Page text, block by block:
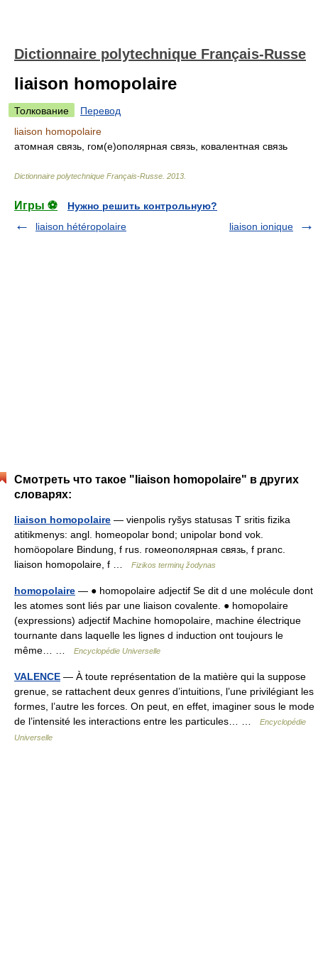
Dictionnaire polytechnique Français-Russe
liaison homopolaire
Толкование
Перевод
liaison homopolaire
атомная связь, гом(е)ополярная связь, ковалентная связь
Dictionnaire polytechnique Français-Russe 2013
Игры ⚽
Нужно решить контрольную?
liaison hétéropolaire
liaison ionique
Смотреть что такое "liaison homopolaire" в других
словарях:
liaison homopolaire — vienpolis ryšys statusas T sritis fizika
atitikmenys: angl. homeopolar bond; unipolar bond vok.
homöopolare Bindung, f rus. гомеополярная связь, f pranc.
liaison homopolaire, f …
Fizikos terminų žodynas
homopolaire — ● homopolaire adjectif Se dit d une molécule dont
les atomes sont liés par une liaison covalente. ● homopolaire
(expressions) adjectif Machine homopolaire, machine électrique
tournante dans laquelle les lignes d induction ont toujours le
même… …
Encyclopédie Universelle
VALENCE — À toute représentation de la matière qui la suppose
grenue, se rattachent deux genres d’intuitions, l’une privilégiant les
formes, l’autre les forces. On peut, en effet, imaginer sous le mode
de l’intensité les interactions entre les particules… …
Encyclopédie
Universelle